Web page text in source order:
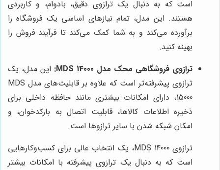
است که به دنبال یک ترازوی دقیق، بادوام، و کاربردی
هستند. این مدل، تمام نیازهای اساسی یک فروشگاه را
برآورده می‌کند و به شما کمک می‌کند تا فرآیند فروش را
بهینه کنید.
ترازوی فروشگاهی محک مدل MDS 14000:
این مدل، یک
ترازوی پیشرفته‌تر است که علاوه بر قابلیت‌های مدل MDS
15000، دارای امکانات بیشتری مانند حافظه داخلی برای
ذخیره اطلاعات کالاها، قابلیت اتصال به بارکدخوان، و
امکان شبکه شدن با سایر ترازوها است.
ترازوی MDS 14000، یک انتخاب عالی برای کسب‌وکارهایی
است که به دنبال یک ترازوی پیشرفته با امکانات بیشتر